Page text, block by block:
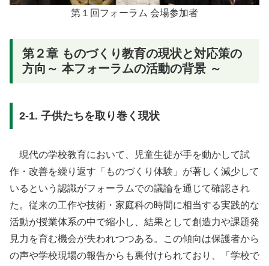
第１回フォーラム 会場参加者
第２章 ものづくり教育の現状と対応策の
方向～ 本フォーラムの活動の背景 ～
2-1. 子供たちを取り巻く現状
現代の学校教育において、児童生徒が手を動かして試
作・改善を繰り返す「ものづくり体験」が著しく減少して
いるという認識がフォーラムでの議論を通じて確認され
た。従来の工作や技術・家庭科の時間に相当する実践的な
活動が授業体系の中で縮小し、結果として創造力や課題発
見力を育む機会が失われつつある。この傾向は保護者から
の声や学校現場の報告からも裏付けられており、「学校で